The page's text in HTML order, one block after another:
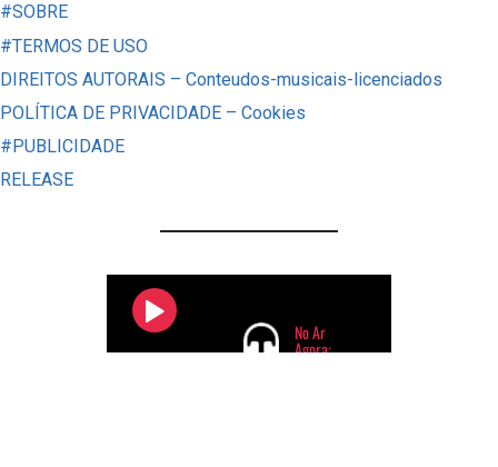
14
ANOS;
#SOBRE
#TERMOS DE USO
DIREITOS AUTORAIS – Conteudos-musicais-licenciados
POLÍTICA DE PRIVACIDADE – Cookies
#PUBLICIDADE
RELEASE